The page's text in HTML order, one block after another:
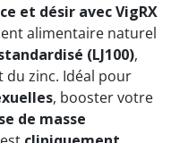
et désir avec VigRX
alimentaire naturel
(LJ100),
du zinc. Idéal pour
, booster votre
de masse